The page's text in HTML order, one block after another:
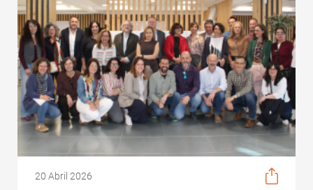
20 Abril 2026